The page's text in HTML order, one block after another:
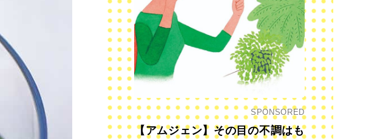
SPONSORED
【アムジェン】その目の不調はも